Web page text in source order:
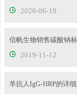
2020-06-19
2019-11-12
羊抗人IgG-HRP的详